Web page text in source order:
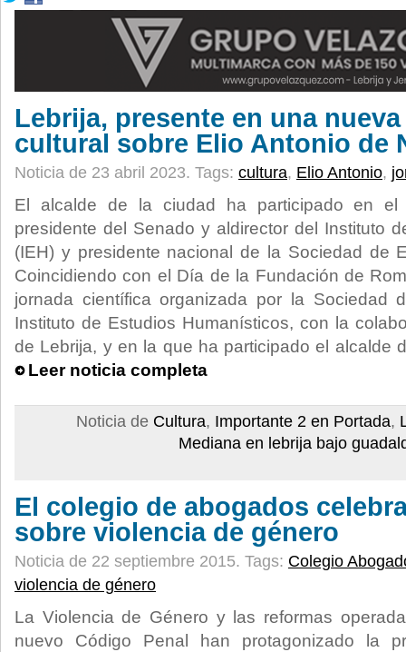
Lebrija, presente en una
cultural sobre Elio Antonio de
Noticia de 23 abril 2023. Tags: cultura, Elio Antonio,
El alcalde de la ciudad ha participado en el
presidente del Senado y aldirector del Instituto
(IEH) y presidente nacional de la Sociedad de
Coincidiendo con el Día de la Fundación de
jornada científica organizada por la Sociedad
Instituto de Estudios Humanísticos, con la
de Lebrija, y en la que ha participado el alcalde
Leer noticia completa
Noticia de Cultura, Importante 2 en Portada,
Mediana en lebrija bajo
El colegio de abogados
sobre violencia de género
Noticia de 22 septiembre 2015. Tags: Colegio
violencia de género
La Violencia de Género y las reformas
nuevo Código Penal han protagonizado la